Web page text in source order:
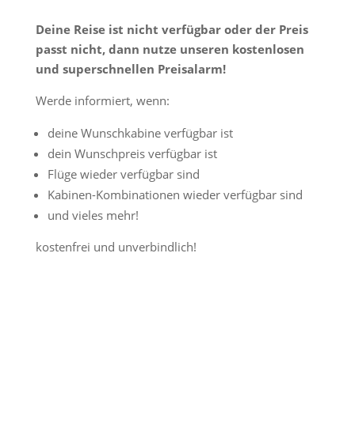
Deine Reise ist nicht verfügbar oder der Preis
passt nicht, dann nutze unseren kostenlosen
und superschnellen Preisalarm!
Werde informiert, wenn:
deine Wunschkabine verfügbar ist
dein Wunschpreis verfügbar ist
Flüge wieder verfügbar sind
Kabinen-Kombinationen wieder verfügbar sind
und vieles mehr!
kostenfrei und unverbindlich!